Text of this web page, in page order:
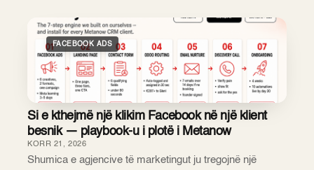
FACEBOOK ADS
Si e kthejmë një klikim Facebook në një klient
besnik — playbook-u i plotë i Metanow
Shumica e agjencive të marketingut ju tregojnë një
KORR 21, 2026